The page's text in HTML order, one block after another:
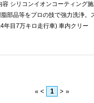
シリコンイオンコーティング
脂部品等をプロの技で強力洗浄
目7万キロ走行車) 車内クリー
« < 1 > »